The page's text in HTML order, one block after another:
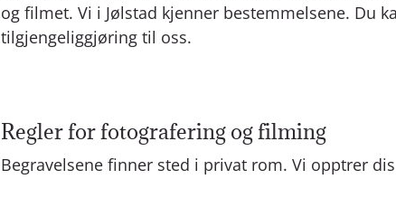
og filmet. Vi i Jølstad kjenner bestemmelsene. Du
tilgjengeliggjøring til oss.
Regler for fotografering og filming
Begravelsene finner sted i privat rom. Vi opptrer